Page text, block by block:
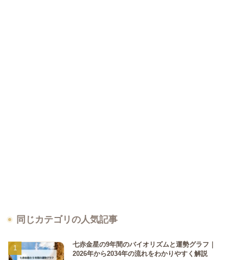
同じカテゴリの人気記事
七赤金星の9年間のバイオリズムと運勢グラフ｜
2026年から2034年の流れをわかりやすく解説